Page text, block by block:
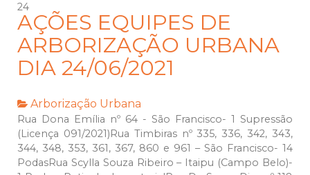
24
AÇÕES EQUIPES DE
ARBORIZAÇÃO URBANA
DIA 24/06/2021
Arborização Urbana
Rua Dona Emília nº 64 - São Francisco- 1 Supressão
(Licença 091/2021)Rua Timbiras nº 335, 336, 342, 343,
344, 348, 353, 361, 367, 860 e 961 – São Francisco- 14
PodasRua Scylla Souza Ribeiro – Itaipu (Campo Belo)-